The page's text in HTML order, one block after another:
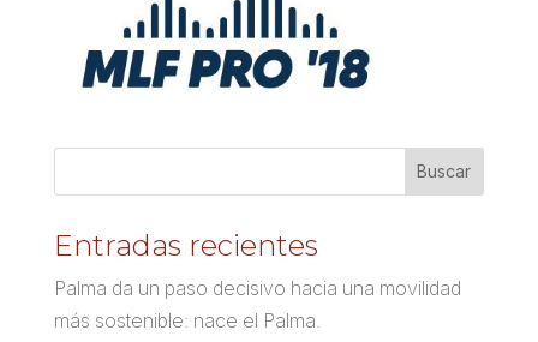
Entradas recientes
Palma da un paso decisivo hacia una movilidad
más sostenible: nace el Palma.